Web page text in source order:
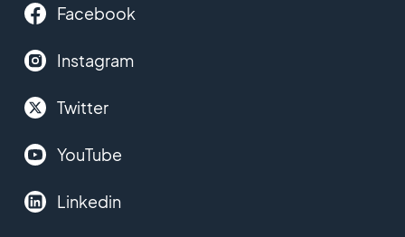
Facebook
Instagram
Twitter
YouTube
Linkedin